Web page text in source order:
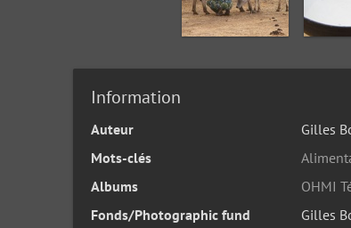
Information
Auteur
Gilles
Mots-clés
Albums
OHMI
Fonds/Photographic fund
Gilles